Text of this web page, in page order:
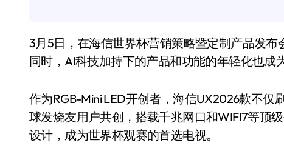
从“卖电视”到“定规则”：海信拿下RGB-
国际首次！中国钙钛矿探测器太空“开
小米涨价！K90跳上3099，小米17标准
3月5日，在海信世界杯营销策略暨定制产品发布会上，多款行业搭载了首创技术的旗舰产品亮相
同时，AI科技加持下的产品和功能的年轻化也成
作为RGB-Mini LED开创者，海信UX2026款不仅
球发烧友用户共创，搭载千兆网口和WIFI7等顶
设计，成为世界杯观赛的首选电视。